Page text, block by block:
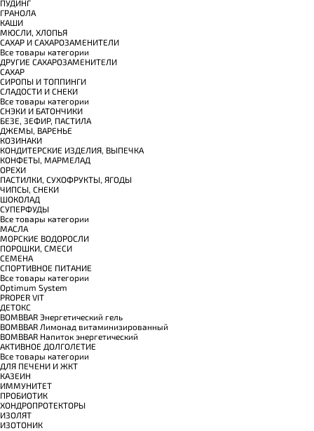
ПУДИНГ
ГРАНОЛА
КАШИ
МЮСЛИ, ХЛОПЬЯ
САХАР И САХАРОЗАМЕНИТЕЛИ
Все товары категории
ДРУГИЕ САХАРОЗАМЕНИТЕЛИ
САХАР
СИРОПЫ И ТОППИНГИ
СЛАДОСТИ И СНЕКИ
Все товары категории
СНЭКИ И БАТОНЧИКИ
БЕЗЕ, ЗЕФИР, ПАСТИЛА
ДЖЕМЫ, ВАРЕНЬЕ
КОЗИНАКИ
КОНДИТЕРСКИЕ ИЗДЕЛИЯ, ВЫПЕЧКА
КОНФЕТЫ, МАРМЕЛАД
ОРЕХИ
ПАСТИЛКИ, СУХОФРУКТЫ, ЯГОДЫ
ЧИПСЫ, СНЕКИ
ШОКОЛАД
СУПЕРФУДЫ
Все товары категории
МАСЛА
МОРСКИЕ ВОДОРОСЛИ
ПОРОШКИ, СМЕСИ
СЕМЕНА
СПОРТИВНОЕ ПИТАНИЕ
Все товары категории
Optimum System
PROPER VIT
ДЕТОКС
BOMBBAR Энергетический гель
BOMBBAR Лимонад витаминизированный
BOMBBAR Напиток энергетический
АКТИВНОЕ ДОЛГОЛЕТИЕ
Все товары категории
ДЛЯ ПЕЧЕНИ И ЖКТ
КАЗЕИН
ИММУНИТЕТ
ПРОБИОТИК
ХОНДРОПРОТЕКТОРЫ
ИЗОЛЯТ
ИЗОТОНИК